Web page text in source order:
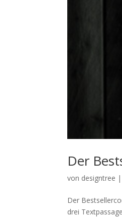
Der
von designtree
Der
drei